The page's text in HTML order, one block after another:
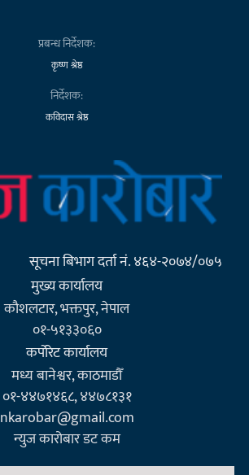
प्रबन्ध निर्देशक:
कृष्ण श्रेष्ठ
निर्देशक:
कविदास श्रेष्ठ
सूचना बिभाग दर्ता नं. ४६४-२०७४/०७५
मुख्य कार्यालय
कौशलटार, भक्तपुर, नेपाल
०१-५१३३०६०
कर्पाेरेट कार्यालय
मध्य बानेश्वर, काठमाडौँ
०१-४४७१४६८, ४४७८१३१
nkarobar@gmail.com
न्युज कारोबार डट कम